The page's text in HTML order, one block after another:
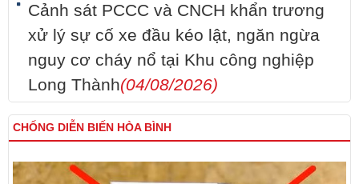
Cảnh sát PCCC và CNCH khẩn trương
xử lý sự cố xe đầu kéo lật, ngăn ngừa
nguy cơ cháy nổ tại Khu công nghiệp
Long Thành(04/08/2026)
CHỐNG DIỄN BIẾN HÒA BÌNH